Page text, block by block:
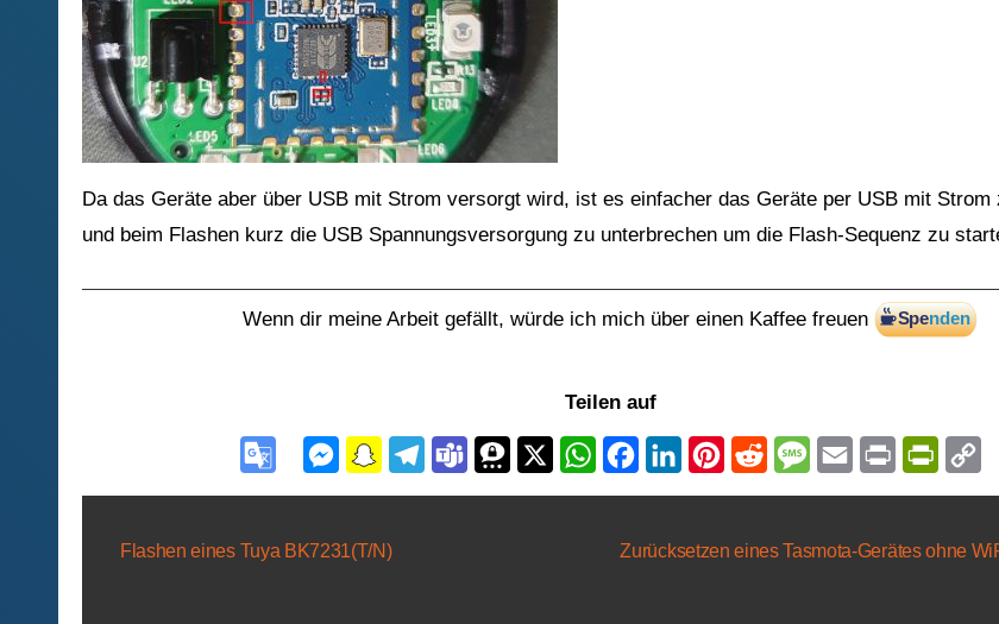
Da das Geräte aber über USB mit Strom versorgt wird, ist es einfacher das Geräte per USB mit Strom
und beim Flashen kurz die USB Spannungsversorgung zu unterbrechen um die Flash-Sequenz zu
Wenn dir meine Arbeit gefällt, würde ich mich über einen Kaffee freuen
Teilen auf
Flashen eines Tuya BK7231(T/N)
Zurücksetzen eines Tasmota-Gerätes ohne